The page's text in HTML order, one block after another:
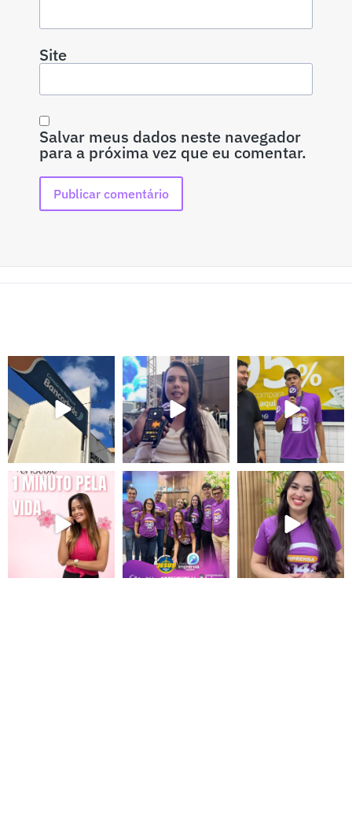
Site
Salvar meus dados neste navegador
para a próxima vez que eu comentar.